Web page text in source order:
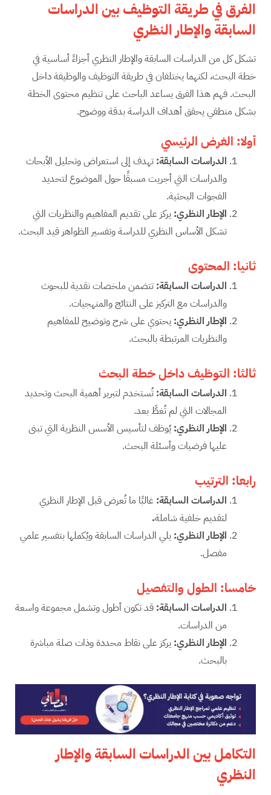
الفرق في طريقة التوظيف بين الدراسات
السابقة والإطار النظري
تشكل كل من الدراسات السابقة والإطار النظري أجزاءً أساسية في
خطة البحث، لكنهما يختلفان في طريقة التوظيف والوظيفة داخل
البحث. فهم هذا الفرق يساعد الباحث على تنظيم محتوى الخطة
بشكل منطقي يحقق أهداف الدراسة بدقة ووضوح.
أولا: الغرض الرئيسي
الدراسات السابقة: تهدف إلى استعراض وتحليل الأبحاث
والدراسات التي أجريت مسبقًا حول الموضوع لتحديد
الفجوات البحثية.
الإطار النظري: يركز على تقديم المفاهيم والنظريات التي
تشكل الأساس النظري للدراسة وتفسير الظواهر قيد البحث.
ثانيا: المحتوى
الدراسات السابقة: تتضمن ملخصات نقدية للبحوث
والدراسات مع التركيز على النتائج والمنهجيات.
الإطار النظري: يحتوي على شرح وتوضيح للمفاهيم
والنظريات المرتبطة بالبحث.
ثالثا: التوظيف داخل خطة البحث
الدراسات السابقة: تُستخدم لتبرير أهمية البحث وتحديد
المجالات التي لم تُغطَّ بعد.
الإطار النظري: يُوظف لتأسيس الأسس النظرية التي تبنى
عليها فرضيات وأسئلة البحث.
رابعا: الترتيب
الدراسات السابقة: غالبًا ما تُعرض قبل الإطار النظري
لتقديم خلفية شاملة.
الإطار النظري: يلي الدراسات السابقة ويُكملها بتفسير علمي
مفصل.
خامسا: الطول والتفصيل
الدراسات السابقة: قد تكون أطول وتشمل مجموعة واسعة
من الدراسات.
الإطار النظري: يركز على نقاط محددة وذات صلة مباشرة
بالبحث.
التكامل بين الدراسات السابقة والإطار
النظري